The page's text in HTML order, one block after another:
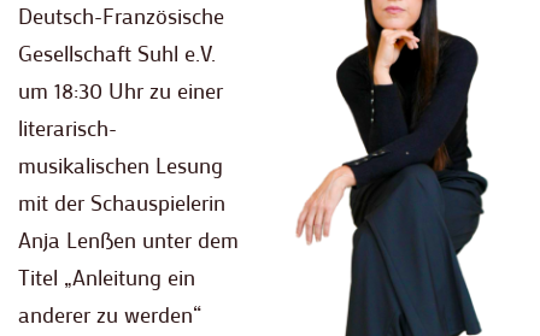
Deutsch-Französische
Gesellschaft Suhl e.V.
um 18:30 Uhr zu einer
literarisch-
musikalischen Lesung
mit der Schauspielerin
Anja Lenßen unter dem
Titel „Anleitung ein
anderer zu werden“